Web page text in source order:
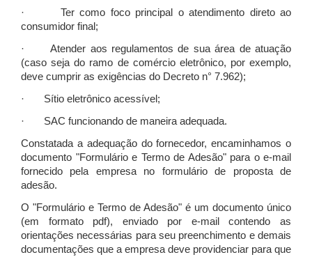
· Ter como foco principal o atendimento direto ao
consumidor final;
· Atender aos regulamentos de sua área de atuação
(caso seja do ramo de comércio eletrônico, por exemplo,
deve cumprir as exigências do Decreto n° 7.962);
· Sítio eletrônico acessível;
· SAC funcionando de maneira adequada.
Constatada a adequação do fornecedor, encaminhamos o
documento "Formulário e Termo de Adesão" para o e-mail
fornecido pela empresa no formulário de proposta de
adesão.
O "Formulário e Termo de Adesão" é um documento único
(em formato pdf), enviado por e-mail contendo as
orientações necessárias para seu preenchimento e demais
documentações que a empresa deve providenciar para que